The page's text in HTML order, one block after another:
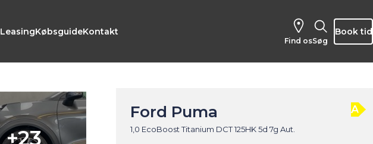
LeasingKøbsguideKontakt
Find os Søg
Book tid
+23
Ford Puma
1,0 EcoBoost Titanium DCT 125HK 5d 7g Aut.
A